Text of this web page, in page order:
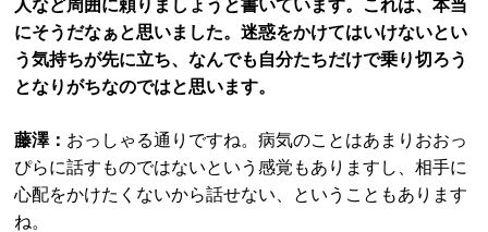
人など周囲に頼りましょうと書いています。これは、本当
にそうだなぁと思いました。迷惑をかけてはいけないとい
う気持ちが先に立ち、なんでも自分たちだけで乗り切ろう
となりがちなのではと思います。
藤澤： おっしゃる通りですね。病気のことはあまりおおっ
ぴらに話すものではないという感覚もありますし、相手に
心配をかけたくないから話せない、ということもあります
ね。